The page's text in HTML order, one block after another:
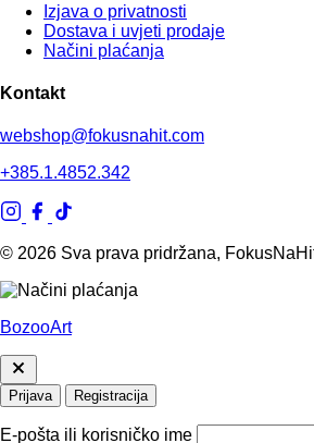
Izjava o privatnosti
Dostava i uvjeti prodaje
Načini plaćanja
Kontakt
webshop@fokusnahit.com
+385.1.4852.342
© 2026 Sva prava pridržana,
BozooArt
Prijava Registracija
E-pošta ili korisničko ime